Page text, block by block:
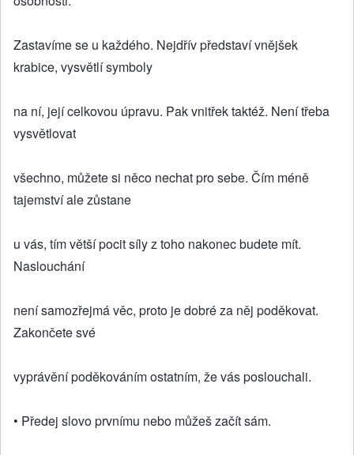
Zastavíme se u každého. Nejdřív představí vnějšek
krabice, vysvětlí symboly
na ní, její celkovou úpravu. Pak vnitřek taktéž. Není třeba
vysvětlovat
všechno, můžete si něco nechat pro sebe. Čím méně
tajemství ale zůstane
u vás, tím větší pocit síly z toho nakonec budete mít.
Naslouchání
není samozřejmá věc, proto je dobré za něj poděkovat.
Zakončete své
vyprávění poděkováním ostatním, že vás poslouchali.
• Předej slovo prvnímu nebo můžeš začít sám.